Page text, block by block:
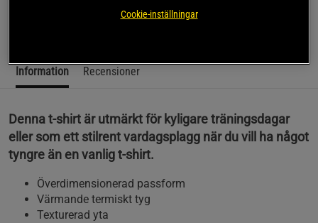
Information Recensioner
Denna t-shirt är utmärkt för kyligare träningsdagar
eller som ett stilrent vardagsplagg när du vill ha något
tyngre än en vanlig t-shirt.
Överdimensionerad passform
Värmande termiskt tyg
Texturerad yta
Cookie-inställningar